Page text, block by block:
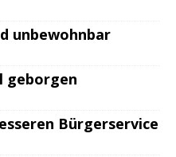
unbewohnbar
geborgen
Bürgerservice